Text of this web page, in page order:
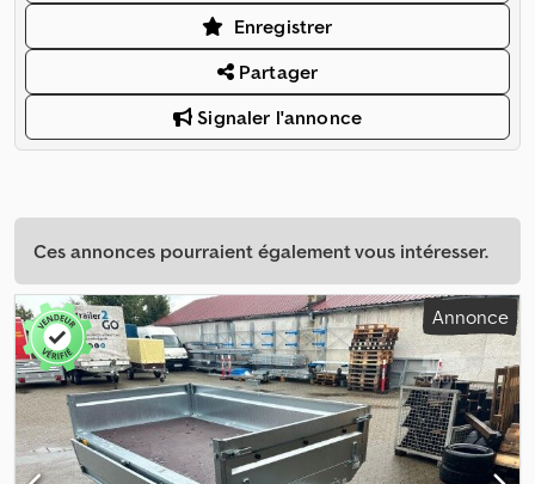
Enregistrer
Partager
Signaler l'annonce
Ces annonces pourraient également vous intéresser.
Annonce